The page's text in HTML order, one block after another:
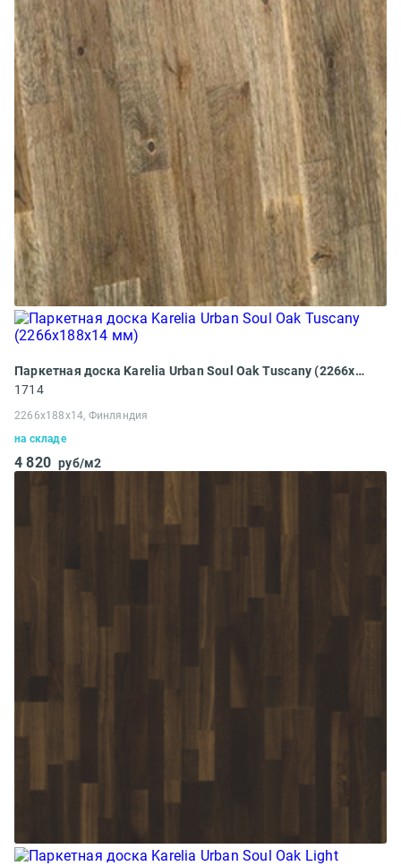
Паркетная доска Karelia Urban Soul Oak Tuscany (2266х188х14 мм)
1714
2266х188х14, Финляндия
на складе
4 820 руб/м2